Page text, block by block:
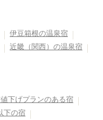
伊豆箱根の温泉宿
近畿（関西）の温泉宿
下げプランのある宿
下の宿